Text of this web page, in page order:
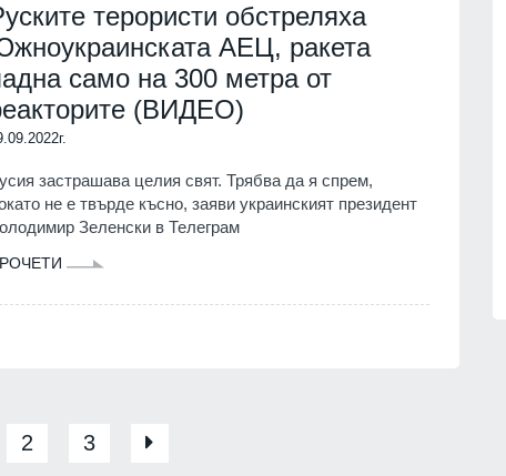
терористи обстреляха
АЕЦ, ракета
само на 300 метра от
(ВИДЕО)
застрашава целия свят. Трябва да я спрем,
не е твърде късно, заяви украинският президент
Зеленски в Телеграм
2 3
всичките
мъжа на
и АМ "Струма"
камиони от
17
Актуална информация относно
състоянието на корабоплавателния
път в българския участък на р. Дунав
към 4 август 2026 годи
Русе
Почина един изключителен лекар - д-
р Георги Поптодоров от "Пирогов"
Здравеопазване